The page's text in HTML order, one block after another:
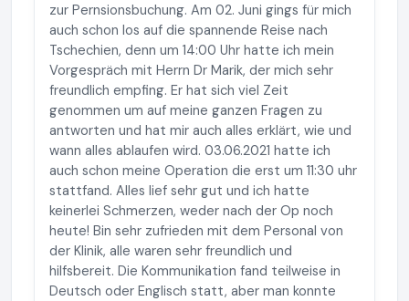
zur Pernsionsbuchung. Am 02. Juni gings für mich
auch schon los auf die spannende Reise nach
Tschechien, denn um 14:00 Uhr hatte ich mein
Vorgespräch mit Herrn Dr Marik, der mich sehr
freundlich empfing. Er hat sich viel Zeit
genommen um auf meine ganzen Fragen zu
antworten und hat mir auch alles erklärt, wie und
wann alles ablaufen wird. 03.06.2021 hatte ich
auch schon meine Operation die erst um 11:30 uhr
stattfand. Alles lief sehr gut und ich hatte
keinerlei Schmerzen, weder nach der Op noch
heute! Bin sehr zufrieden mit dem Personal von
der Klinik, alle waren sehr freundlich und
hilfsbereit. Die Kommunikation fand teilweise in
Deutsch oder Englisch statt, aber man konnte